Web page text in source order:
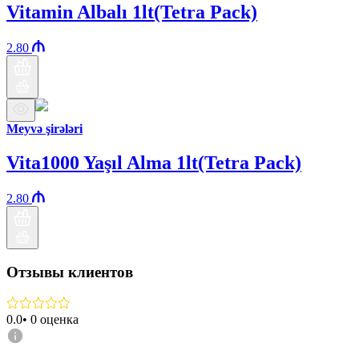
Vitamin Albalı 1lt(Tetra Pack)
2.80
Meyvə şirələri
Vita1000 Yaşıl Alma 1lt(Tetra Pack)
2.80
Отзывы клиентов
0.0• 0 оценка